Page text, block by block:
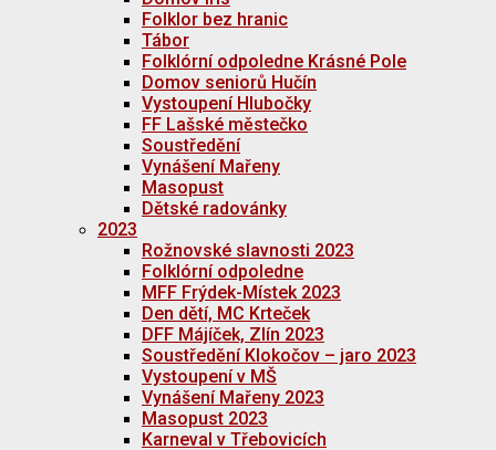
Folklor bez hranic
Tábor
Folklórní odpoledne Krásné Pole
Domov seniorů Hučín
Vystoupení Hlubočky
FF Lašské městečko
Soustředění
Vynášení Mařeny
Masopust
Dětské radovánky
2023
Rožnovské slavnosti 2023
Folklórní odpoledne
MFF Frýdek-Místek 2023
Den dětí, MC Krteček
DFF Májíček, Zlín 2023
Soustředění Klokočov – jaro 2023
Vystoupení v MŠ
Vynášení Mařeny 2023
Masopust 2023
Karneval v Třebovicích